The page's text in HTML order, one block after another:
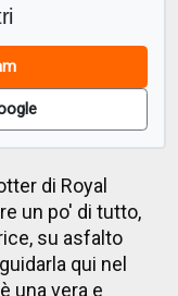
di Royal
un po' di tutto,
su asfalto
qui nel
una vera e